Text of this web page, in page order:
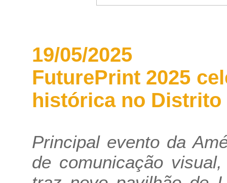
19/05/2025
FuturePrint 2025
histórica no Distrito
Principal evento da
de comunicação